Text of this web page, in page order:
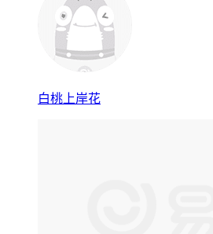
白桃上岸花